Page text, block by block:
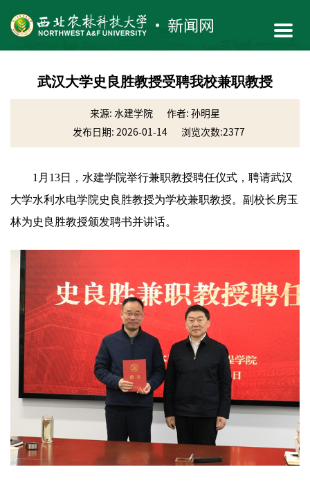
武汉大学史良胜教授受聘我校兼职教授
来源: 水建学院
作者: 孙明星
发布日期: 2026-01-14
浏览次数:2377
1月13日，水建学院举行兼职教授聘任仪式，聘请武汉
大学水利水电学院史良胜教授为学校兼职教授。副校长房玉
林为史良胜教授颁发聘书并讲话。